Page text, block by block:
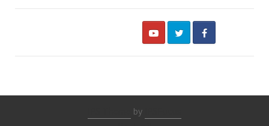
Facebook
Twitter
by